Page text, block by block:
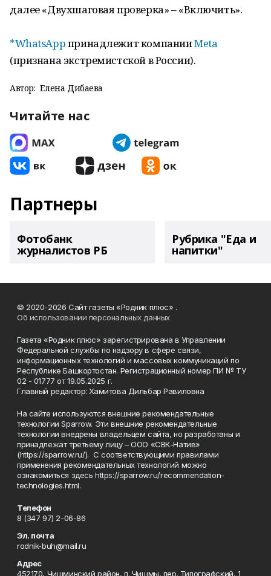
далее «Двухшаговая проверка» – «Включить».
*WhatsAppпринадлежит компанииMeta
(признана экстремистской в России).
Автор: Елена Дибаева
Читайте нас
Партнеры
Фотобанк
журналистов РБ
Рубрика "Еда и
напитки"
© 2020-2026 Сайт газеты «Родник плюс» .
Об использовании персональных данных
Газета «Родник плюс» зарегистрирована в Управлении
Федеральной службы по надзору в сфере связи,
информационных технологий и массовых коммуникаций по
Республике Башкортостан. Регистрационный номер ПИ № ТУ
02 - 01777 от 19.05.2025 г.
Главный редактор: Хамитова Дильбар Равиловна
На сайте используются внешние рекомендательные
технологии Sparrow. Эти внешние рекомендательные
технологии внедрены владельцем сайта, но разработаны и
принадлежат третьему лицу – ООО «СВК-Натив»
(https://sparrow.ru/). С соответствующими правилами
применения рекомендательных технологий можно
ознакомиться здесь https://sparrow.ru/recommendation-
technologies.html.
Телефон
8 (347 97) 2-06-86
Эл. почта
rodnik-buh@mail.ru
Адрес
452170, Чишминский район, п. Чишмы, пер. Типографский, 1